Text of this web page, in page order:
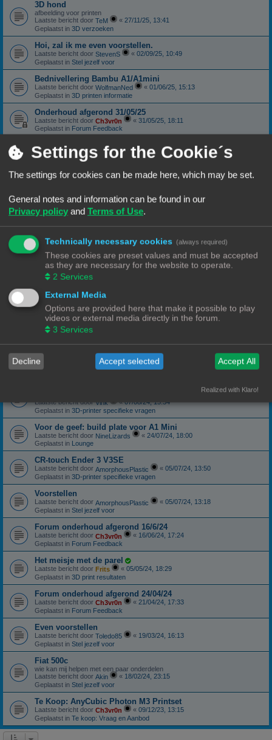
3D hond
afbeelding voor printen
Laatste bericht door TeM « 27/11/25, 13:41
Geplaatst in 3D verzoeken
Hoi, zal ik me even voorstellen.
Laatste bericht door StevenS « 02/09/25, 10:49
Geplaatst in Stel jezelf voor
Bednivellering Bambu A1/A1mini
Laatste bericht door WolfmanNed « 01/06/25, 15:13
Geplaatst in 3D printen informatie
Onderhoud afgerond 31/05/25
Laatste bericht door Ch3vr0n « 31/05/25, 18:11
Geplaatst in Forum Feedback
Sunlu S4: Nieuwstaat
Laatste bericht doorCh3vr0n
11/01/25, 18:06
Te koop: Vraag en Aanbod
Anycubic Viper extruder.
Geplaatst in
3D-printer specifieke vragen
canbus (Ebb42/U2C) opgelost probleem
Geplaatst inKlipper
Forum onderhoud afgerond 08/09/24
phppbb update 3.3.13
Laatste bericht door Ch3vr0n «08/09/24, 13:06
Geplaatst in Forum Feedback
Laatste bericht doorJansC
Geplaatst in
Moeilijk filament (qua bed adhesie)
Laatste bericht door
ROG STRIX Scope DELUXE RGB Toetsenbord
Laatste bericht door Ch3vr0n « 12/08/24, 21:04
Geplaatst in
Te koop: Vraag en Aanbod
Laatste bericht doorVink «07/08/24, 15:54
Geplaatst in 3D-printer specifieke vragen
Voor de geef: build plate voor A1 Mini
Laatste bericht door NineLizards « 24/07/24, 18:00
Geplaatst in Lounge
CR-touch Ender 3 V3SE
Laatste bericht door AmorphousPlastic « 05/07/24, 13:50
Geplaatst in 3D-printer specifieke vragen
Voorstellen
Laatste bericht door AmorphousPlastic « 05/07/24, 13:18
Geplaatst in Stel jezelf voor
Forum onderhoud afgerond 16/6/24
Laatste bericht door Ch3vr0n « 16/06/24, 17:24
Geplaatst in Forum Feedback
Het meisje met de parel
Laatste bericht door Frits « 05/05/24, 18:29
Geplaatst in 3D print resultaten
Forum onderhoud afgerond 24/04/24
Laatste bericht door Ch3vr0n « 21/04/24, 17:33
Geplaatst in Forum Feedback
Even voorstellen
Laatste bericht door Toledo85 « 19/03/24, 16:13
Geplaatst in Stel jezelf voor
Fiat 500c
wie kan mij helpen met een paar onderdelen
Laatste bericht door Akin « 18/02/24, 23:15
Geplaatst in Stel jezelf voor
Te Koop: AnyCubic Photon M3 Printset
Laatste bericht door Ch3vr0n « 09/12/23, 13:15
Geplaatst in Te koop: Vraag en Aanbod
Settings for the Cookie´s
The settings for cookies can be made here, which may be set.
General notes and information can be found in our
Privacy policy and Terms of Use.
Technically necessary cookies (always required)
These cookies are preset values and must be accepted
as they are necessary for the website to operate.
2 Services
External Media
Options are provided here that make it possible to play
videos or external media directly in the forum.
3 Services
Decline Accept selected Accept All
Realized with Klaro!